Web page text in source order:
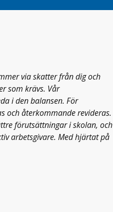
via skatter från dig och
som krävs. Vår
i den balansen. För
och återkommande revideras.
förutsättningar i skolan, och
arbetsgivare. Med hjärtat på